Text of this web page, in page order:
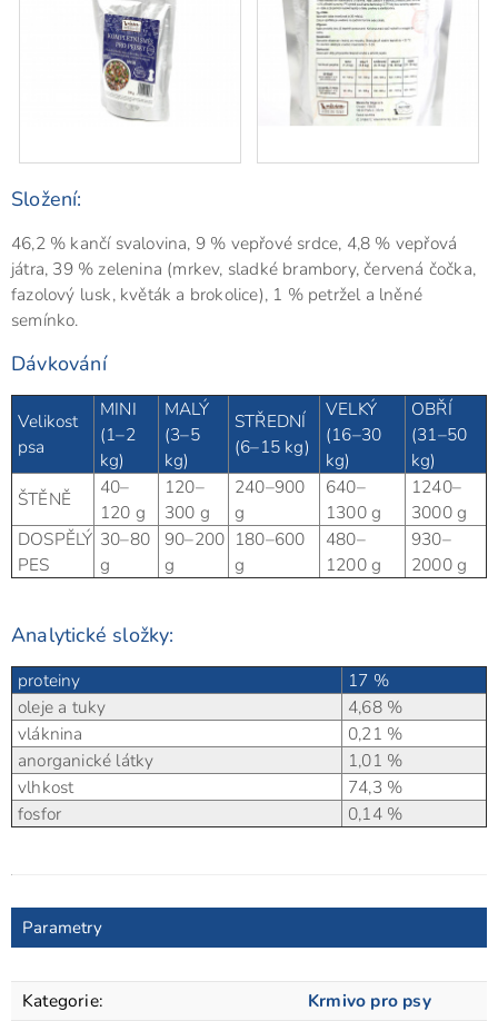
Složení:
46,2 % kančí svalovina, 9 % vepřové srdce, 4,8 % vepřová
játra, 39 % zelenina (mrkev, sladké brambory, červená čočka,
fazolový lusk, květák a brokolice), 1 % petržel a lněné
semínko.
Dávkování
Velikost
psa
MINI
(1–2
kg)
MALÝ
(3–5
kg)
STŘEDNÍ
(6–15 kg)
VELKÝ
(16–30
kg)
OBŘÍ
(31–50
kg)
ŠTĚNĚ
40–
120 g
120–
300 g
240–900
g
640–
1300 g
1240–
3000 g
DOSPĚLÝ
PES
30–80
g
90–200
g
180–600
g
480–
1200 g
930–
2000 g
Analytické složky:
proteiny
17 %
oleje a tuky
4,68 %
vláknina
0,21 %
anorganické látky
1,01 %
vlhkost
74,3 %
fosfor
0,14 %
Parametry
Kategorie:
Krmivo pro psy